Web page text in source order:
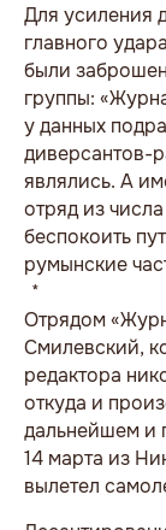
Для усиления
главного
были
группы:
у данных
диверсантов-
являлись. А
отряд из
беспокоить
румынские
* * *
Отрядом
Смилевский,
редактора
откуда и
дальнейшем и
14 марта из
вылетел